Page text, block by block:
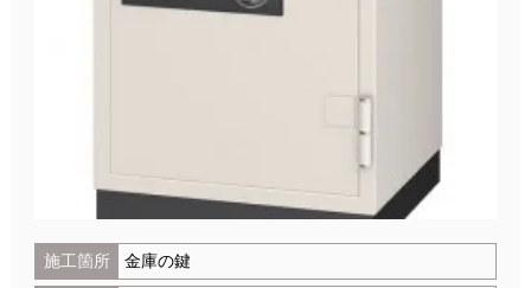
施工箇所 金庫の鍵